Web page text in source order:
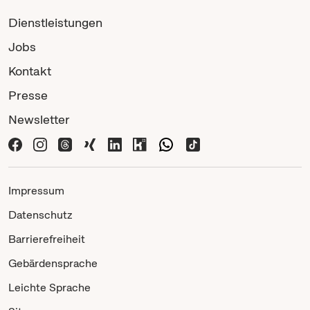
Dienstleistungen
Jobs
Kontakt
Presse
Newsletter
Impressum
Datenschutz
Barrierefreiheit
Gebärdensprache
Leichte Sprache